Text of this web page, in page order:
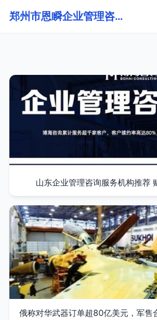
郑州市恩瞬企业管理咨询有限公司
山东企业管理咨询服务机构推荐
俄称对华武器订单超80亿美元，军售